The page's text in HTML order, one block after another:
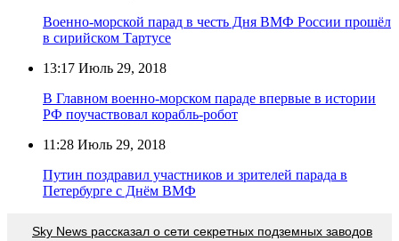
Военно-морской парад в честь Дня ВМФ России прошёл
в сирийском Тартусе
13:17 Июль 29, 2018
В Главном военно-морском параде впервые в истории
РФ поучаствовал корабль-робот
11:28 Июль 29, 2018
Путин поздравил участников и зрителей парада в
Петербурге с Днём ВМФ
Sky News рассказал о сети секретных подземных заводов